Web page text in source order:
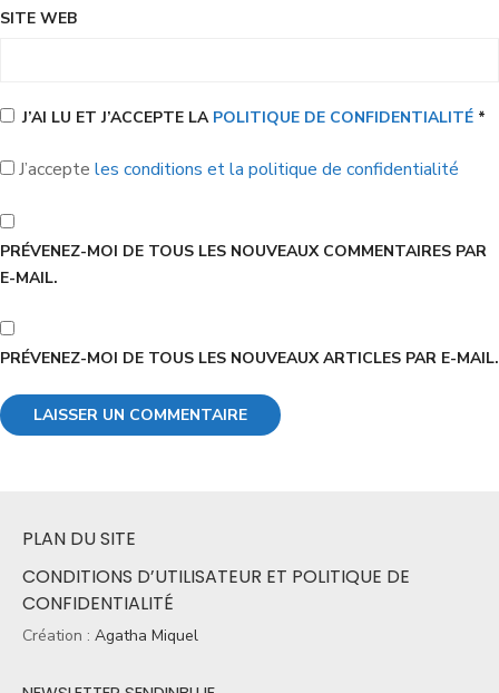
SITE WEB
J’AI LU ET J’ACCEPTE LA POLITIQUE DE CONFIDENTIALITÉ *
J’accepte les conditions et la politique de confidentialité
PRÉVENEZ-MOI DE TOUS LES NOUVEAUX COMMENTAIRES PAR
E-MAIL.
PRÉVENEZ-MOI DE TOUS LES NOUVEAUX ARTICLES PAR E-MAIL.
PLAN DU SITE
CONDITIONS D’UTILISATEUR ET POLITIQUE DE
CONFIDENTIALITÉ
Création : Agatha Miquel